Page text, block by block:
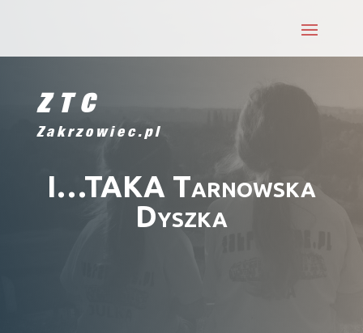
ZTC
Zakrzowiec.pl
I…TAKA Tarnowska
Dyszka